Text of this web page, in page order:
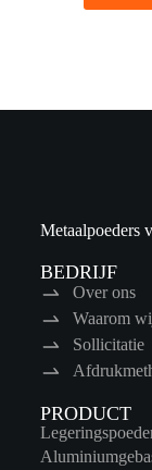
Metaalpoeders
BEDRIJF
Over ons
Waarom
Sollicitatie
PRODUCT